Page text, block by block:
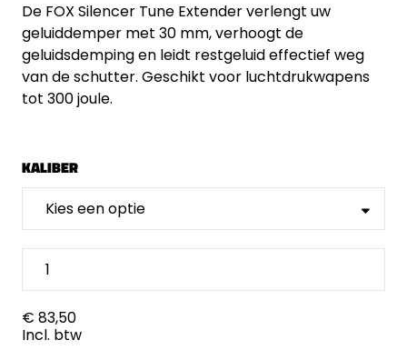
De FOX Silencer Tune Extender verlengt uw
geluiddemper met 30 mm, verhoogt de
geluidsdemping en leidt restgeluid effectief weg
van de schutter. Geschikt voor luchtdrukwapens
tot 300 joule.
KALIBER
€ 83,50
Incl. btw